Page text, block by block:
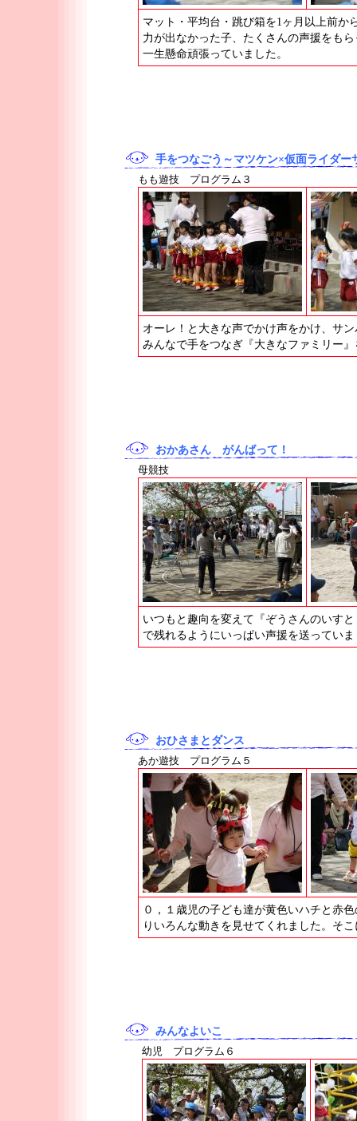
マット・平均台・跳び箱を1ヶ月以上前か
力が出なかった子、たくさんの声援をも
一生懸命頑張っていました。
手をつなごう～マツケン×仮面ライダー
もも遊技 プログラム３
オーレ！と大きな声でかけ声をかけ、サ
みんなで手をつなぎ『大きなファミリー
おかあさん がんばって！
母競技
いつもと趣向を変えて『ぞうさんのいす
で残れるようにいっぱい声援を送ってい
おひさまとダンス
あか遊技 プログラム５
０，１歳児の子ども達が黄色いハチと赤
りいろんな動きを見せてくれました。そ
みんなよいこ
幼児 プログラム６